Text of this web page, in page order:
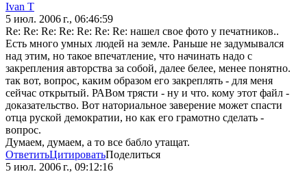
Ivan T
5 июл. 2006 г., 06:46:59
Re: Re: Re: Re: Re: Re: Re: нашел свое фото у печатников..
Есть много умных людей на земле. Раньше не задумывался
над этим, но такое впечатление, что начинать надо с
закрепления авторства за собой, далее белее, менее понятно.
так вот, вопрос, каким образом его закреплять - для меня
сейчас открытый. РАВом трясти - ну и что. кому этот файл -
доказательство. Вот наториальное заверение может спасти
отца руской демократии, но как его грамотно сделать -
вопрос.
Думаем, думаем, а то все бабло утащат.
ОтветитьЦитироватьПоделиться
5 июл. 2006 г., 09:12:16